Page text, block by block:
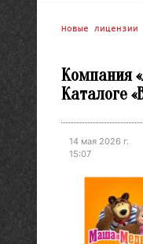
Новые лицензии
Компания
Каталоге
14 мая 2026 г.
15:07